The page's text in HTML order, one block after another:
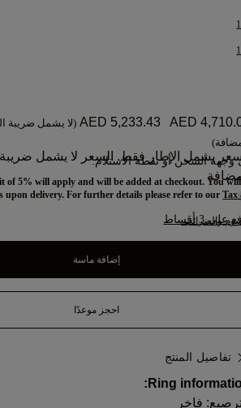
AED 5,233.43 AED
(لا يشمل ضريبة
يشمل الإطار فقط. السعر لا يشمل ضريبة
وجهة الشحن أو نقطة الاستلام.
of 5% will apply and will be added at checkout. You
upon delivery.For further details please refer to ourTax
والضرائب.
على 3 أقساط
إضافة ماسة
احجز موعدًا
تفاصيل المنتج
Ring
فاخر